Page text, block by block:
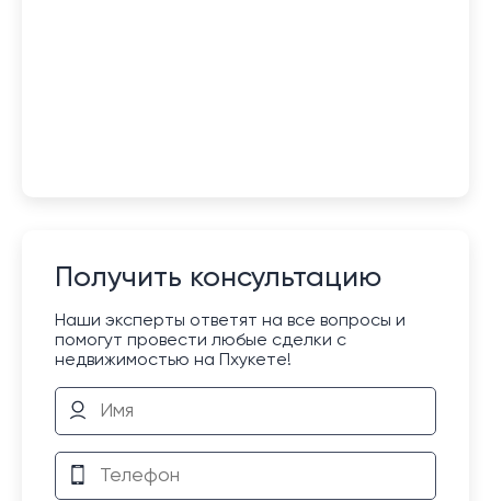
Получить консультацию
Наши эксперты ответят на все вопросы и
помогут провести любые сделки с
недвижимостью на Пхукете!